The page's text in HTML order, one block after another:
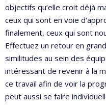
objectifs qu’elle croit déjà
ceux qui sont en voie
finalement, ceux qui sont
Effectuez un retour en
similitudes au sein des
intéressant de revenir à la
ce travail afin de voir la
peut aussi se faire